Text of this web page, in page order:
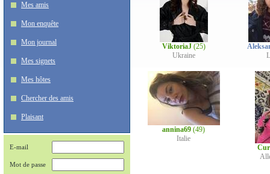
Mes amis
Mon enquête
Mon journal
Mes signets
Mes hôtes
Chercher des amis
Plaisant
E-mail
Mot de passe
ViktoriaJ (25)
Ukraine
annina69 (49)
Italie